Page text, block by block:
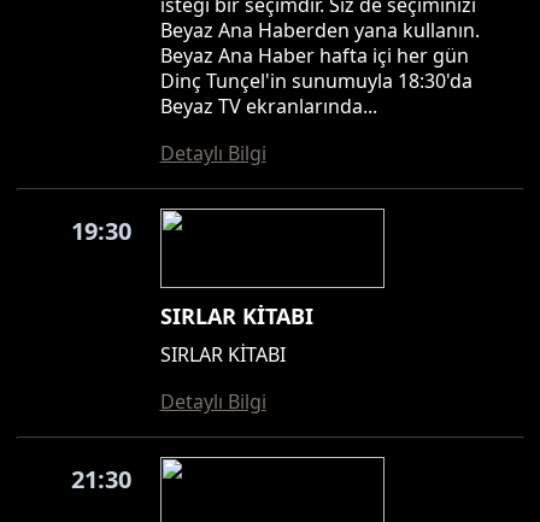
Beyaz Ana Haberden yana kullanın.
Beyaz Ana Haber hafta içi her gün
Dinç Tunçel'in sunumuyla 18:30'da
Beyaz TV ekranlarında...
Detaylı Bilgi
19:30
SIRLAR KİTABI
SIRLAR KİTABI
Detaylı Bilgi
21:30